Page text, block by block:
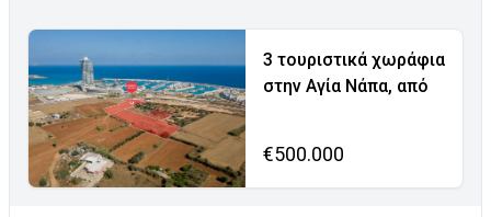
3 τουριστικά χωράφια
στην Αγία Νάπα, από
€500.000